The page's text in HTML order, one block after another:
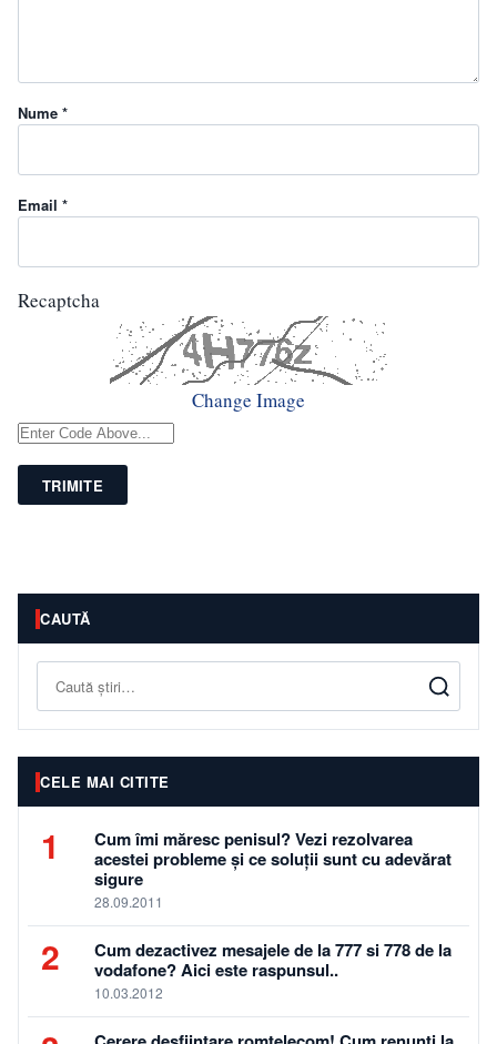
Nume *
Email *
Recaptcha
Change Image
TRIMITE
CAUTĂ
Caută
CELE MAI CITITE
1
Cum îmi măresc penisul? Vezi rezolvarea
acestei probleme și ce soluții sunt cu adevărat
sigure
28.09.2011
2
Cum dezactivez mesajele de la 777 si 778 de la
vodafone? Aici este raspunsul..
10.03.2012